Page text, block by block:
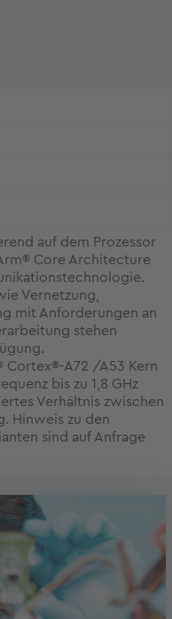
auf dem Prozessor
Core Architecture
Vernetzung,
mit Anforderungen an
stehen
Cortex®-A72 /A53 Kern
bis zu 1,8 GHz
Verhältnis zwischen
Hinweis zu den
sind auf Anfrage